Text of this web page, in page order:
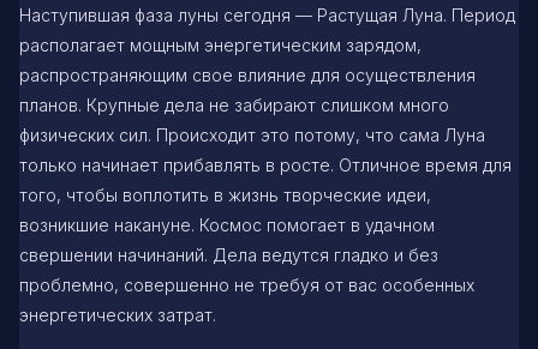
Наступившая фаза луны сегодня — Растущая Луна. Период
располагает мощным энергетическим зарядом,
распространяющим свое влияние для осуществления
планов. Крупные дела не забирают слишком много
физических сил. Происходит это потому, что сама Луна
только начинает прибавлять в росте. Отличное время для
того, чтобы воплотить в жизнь творческие идеи,
возникшие накануне. Космос помогает в удачном
свершении начинаний. Дела ведутся гладко и без
проблемно, совершенно не требуя от вас особенных
энергетических затрат.